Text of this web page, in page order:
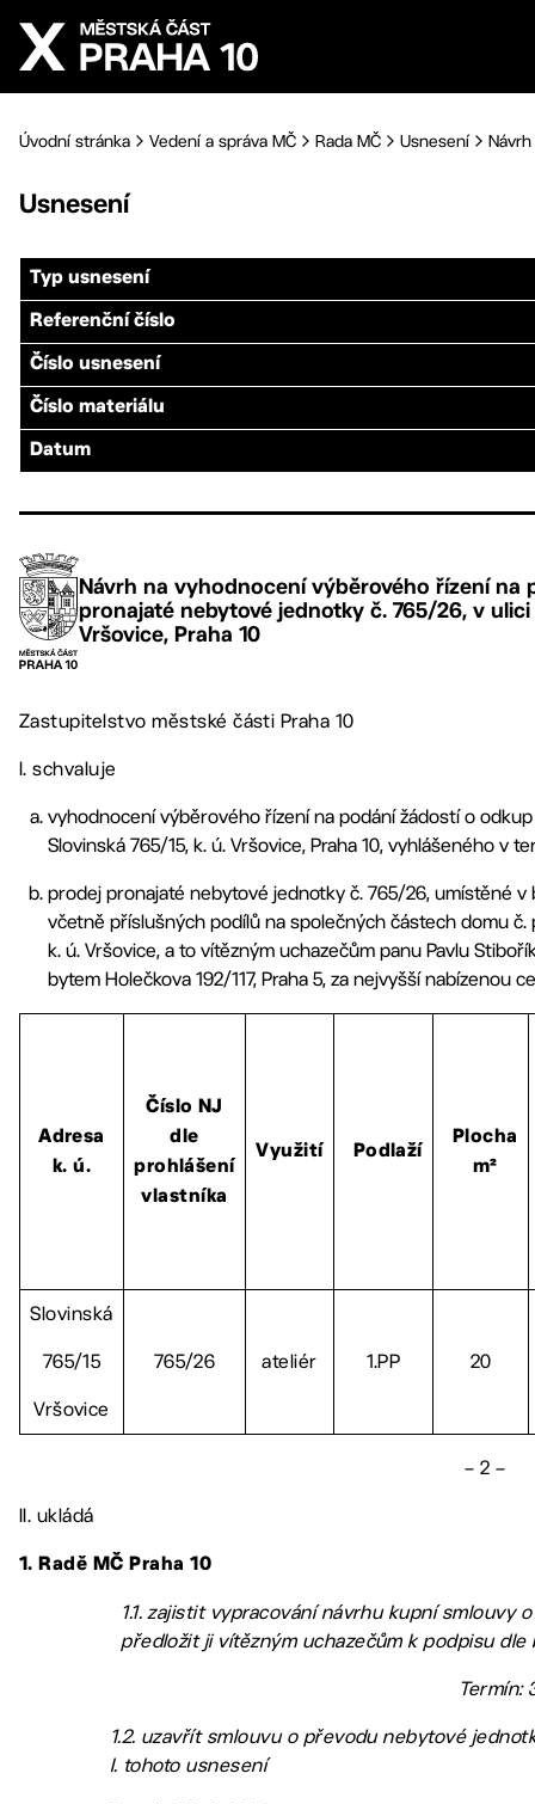
Přejít na hlavní obsah
Úvodní stránka Vedení a správa MČ Rada MČ Usnesení
Usnesení
Typ usnesení
Referenční číslo
Číslo usnesení
Číslo materiálu
Datum
Návrh na vyhodnocení výběrového řízení na
pronajaté nebytové jednotky č. 765/26, v ulici
Vršovice, Praha 10
Zastupitelstvo městské části Praha 10
I. schvaluje
vyhodnocení výběrového řízení na podání žádostí o
Slovinská 765/15, k. ú. Vršovice, Praha 10, vyhlášeného v
prodej pronajaté nebytové jednotky č. 765/26, umístěné v
včetně příslušných podílů na společných částech domu
k. ú. Vršovice, a to vítězným uchazečům panu Pavlu
bytem Holečkova 192/117, Praha 5, za nejvyšší nabízenou
Adresa
k. ú.
Číslo NJ
dle
prohlášení
vlastníka
Využití Podlaží
Plocha
m²
Slovinská
765/15
Vršovice
765/26 ateliér 1.PP 20
– 2 –
II. ukládá
1. Radě MČ Praha 10
1.1. zajistit vypracování návrhu kupní
předložit ji vítězným uchazečům k podpisu
Termín:
1.2. uzavřít smlouvu o převodu nebytové
I. tohoto usnesení